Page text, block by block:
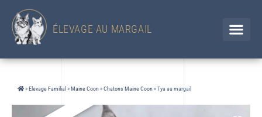
ÉLEVAGE AU MARGAIL
» Elevage Familial » Maine Coon»Chatons Maine Coon»Tya au margail